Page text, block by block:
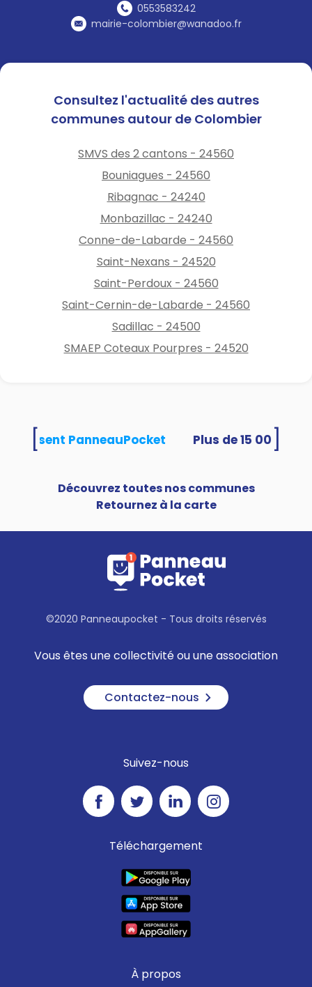
0553583242
mairie-colombier@wanadoo.fr
Consultez l'actualité des autres
communes autour de Colombier
SMVS des 2 cantons - 24560
Bouniagues - 24560
Ribagnac - 24240
Monbazillac - 24240
Conne-de-Labarde - 24560
Saint-Nexans - 24520
Saint-Perdoux - 24560
Saint-Cernin-de-Labarde - 24560
Sadillac - 24500
SMAEP Coteaux Pourpres - 24520
utilisent PanneauPocket
Découvrez toutes nos communes
Retournez à la carte
©2020 Panneaupocket - Tous droits réservés
Vous êtes une collectivité ou une association
Contactez-nous
Suivez-nous
Téléchargement
À propos